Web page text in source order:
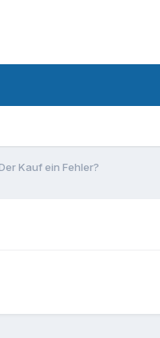
Kauf ein Fehler?